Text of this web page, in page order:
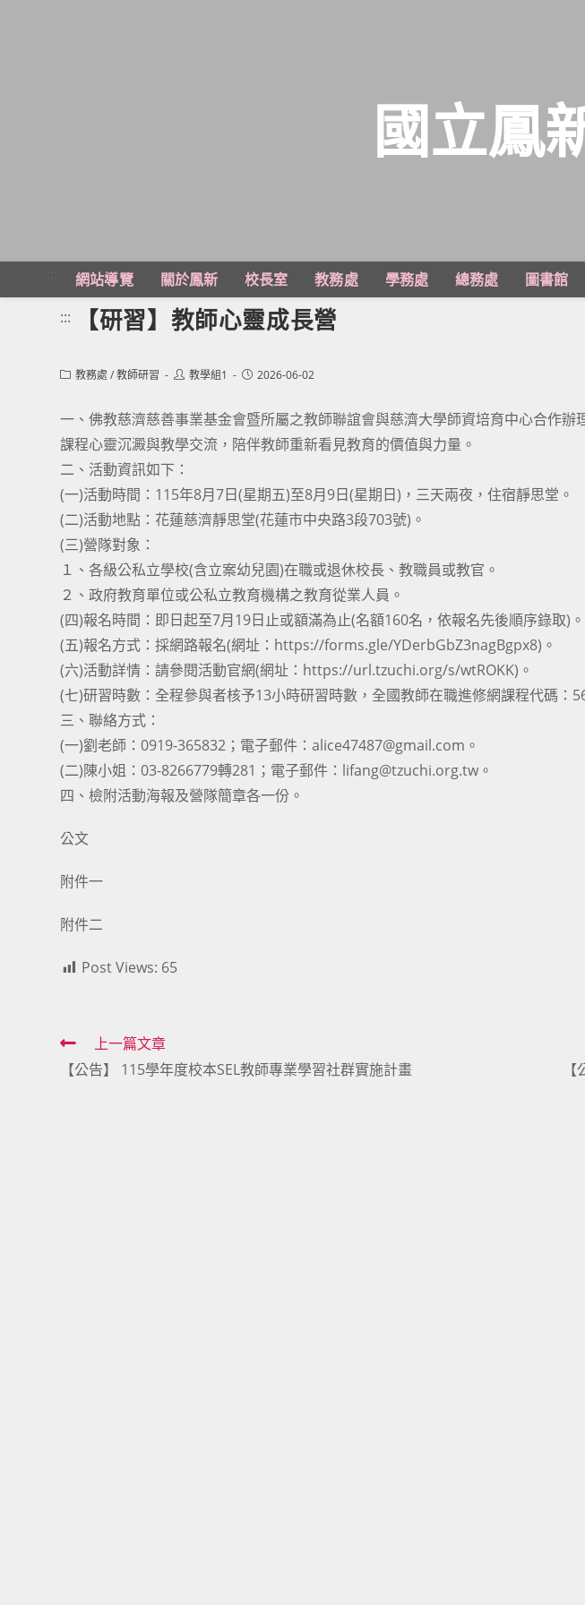
主
國立鳳
網站導覽 關於鳳新 校長室 教務處 學務處 總務處 圖書館
::: 【研習】教師心靈成長營
Post教務處 /教師研習
Post教學組1
Post2026-06-02
一、佛教慈濟慈善事業基金會暨所屬之教師聯誼會與慈濟大學師資培育中心合作辦
課程心靈沉澱與教學交流，陪伴教師重新看見教育的價值與力量。
二、活動資訊如下：
(一)活動時間：115年8月7日(星期五)至8月9日(星期日)，三天兩夜，住宿靜思堂。
(二)活動地點：花蓮慈濟靜思堂(花蓮市中央路3段703號)。
(三)營隊對象：
１、各級公私立學校(含立案幼兒園)在職或退休校長、教職員或教官。
２、政府教育單位或公私立教育機構之教育從業人員。
(四)報名時間：即日起至7月19日止或額滿為止(名額160名，依報名先後順序錄取)。
(五)報名方式：採網路報名(網址：https://forms.gle/YDerbGbZ3nagBgpx8)。
(六)活動詳情：請參閱活動官網(網址：https://url.tzuchi.org/s/wtROKK)。
(七)研習時數：全程參與者核予13小時研習時數，全國教師在職進修網課程代碼：
三、聯絡方式：
(一)劉老師：0919-365832；電子郵件：alice47487@gmail.com。
(二)陳小姐：03-8266779轉281；電子郵件：lifang@tzuchi.org.tw。
四、檢附活動海報及營隊簡章各一份。
公文
附件一
附件二
Post Views: 65
Read
more
上一篇文章
【公告】 115學年度校本SEL教師專業學習社群實施計畫